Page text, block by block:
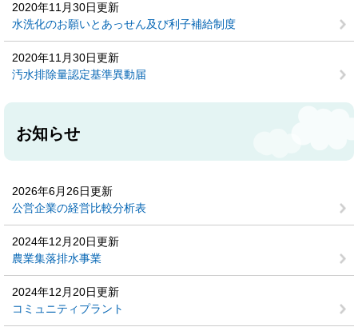
2020年11月30日更新
水洗化のお願いとあっせん及び利子補給制度
2020年11月30日更新
汚水排除量認定基準異動届
お知らせ
2026年6月26日更新
公営企業の経営比較分析表
2024年12月20日更新
農業集落排水事業
2024年12月20日更新
コミュニティプラント